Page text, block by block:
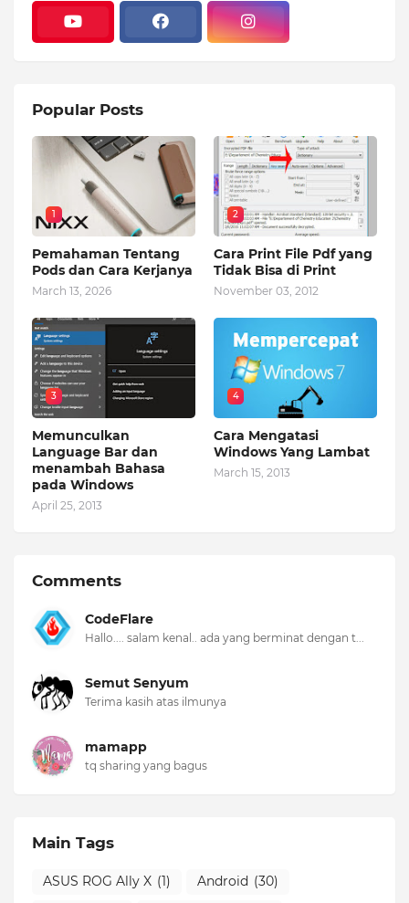
Popular Posts
1
Pemahaman Tentang
Pods dan Cara Kerjanya
March 13, 2026
2
Cara Print File Pdf yang
Tidak Bisa di Print
November 03, 2012
3
Memunculkan
Language Bar dan
menambah Bahasa
pada Windows
April 25, 2013
4
Cara Mengatasi
Windows Yang Lambat
March 15, 2013
Comments
CodeFlare
Hallo.... salam kenal.. ada yang berminat dengan t...
Semut Senyum
Terima kasih atas ilmunya
mamapp
tq sharing yang bagus
Main Tags
ASUS ROG Ally X (1) Android (30)